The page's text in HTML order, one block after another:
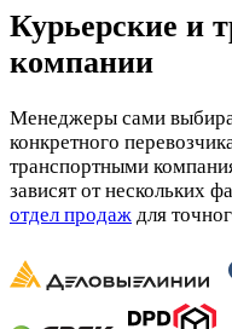
Курьерские и
компании
Менеджеры сами
конкретного
транспортными
зависят от нескольких
отдел продаж для